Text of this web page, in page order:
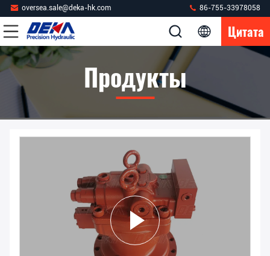
oversea.sale@deka-hk.com 86-755-33978058
Цитата
Продукты